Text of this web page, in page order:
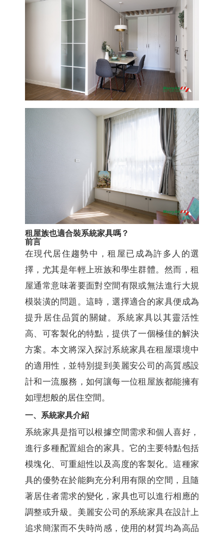
租屋族也適合裝系統家具嗎？
前言
在現代居住趨勢中，租屋已成為許多人的選
擇，尤其是年輕上班族和學生群體。然而，租
屋通常意味著要面對空間有限或無法進行大規
模裝潢的問題。這時，選擇適合的家具便成為
提升居住品質的關鍵。系統家具以其靈活性
高、可客製化的特點，提供了一個極佳的解決
方案。本文將深入探討系統家具在租屋環境中
的適用性，並特別提到美麗安公司的高質感設
計和一流服務，如何讓每一位租屋族都能擁有
如理想般的居住空間。
一、系統家具介紹
系統家具是指可以根據空間需求和個人喜好，
進行多種配置組合的家具。它的主要特點包括
模塊化、可重組性以及高度的客製化。這種家
具的優勢在於能夠充分利用有限的空間，且隨
著居住者需求的變化，家具也可以進行相應的
調整或升級。美麗安公司的系統家具在設計上
追求簡潔而不失時尚感，使用的材質均為高品